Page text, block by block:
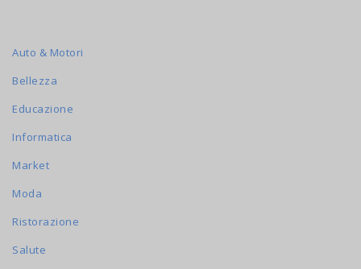
Auto & Motori
Bellezza
Educazione
Informatica
Market
Moda
Ristorazione
Salute